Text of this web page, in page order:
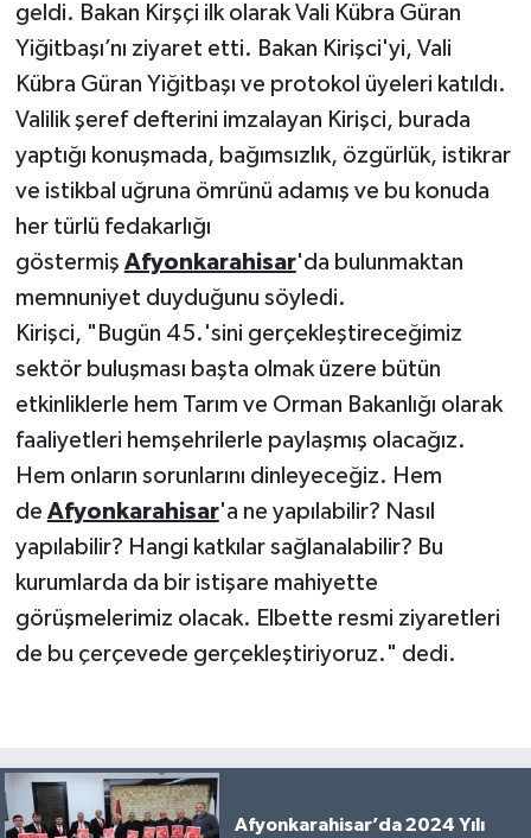
geldi. Bakan Kirşçi ilk olarak Vali Kübra Güran
Yiğitbaşı’nı ziyaret etti. Bakan Kirişci'yi, Vali
Kübra Güran Yiğitbaşı ve protokol üyeleri katıldı.
Valilik şeref defterini imzalayan Kirişci, burada
yaptığı konuşmada, bağımsızlık, özgürlük, istikrar
ve istikbal uğruna ömrünü adamış ve bu konuda
her türlü fedakarlığı
göstermiş Afyonkarahisar'da bulunmaktan
memnuniyet duyduğunu söyledi.
Kirişci, "Bugün 45.'sini gerçekleştireceğimiz
sektör buluşması başta olmak üzere bütün
etkinliklerle hem Tarım ve Orman Bakanlığı olarak
faaliyetleri hemşehrilerle paylaşmış olacağız.
Hem onların sorunlarını dinleyeceğiz. Hem
de Afyonkarahisar'a ne yapılabilir? Nasıl
yapılabilir? Hangi katkılar sağlanalabilir? Bu
kurumlarda da bir istişare mahiyette
görüşmelerimiz olacak. Elbette resmi ziyaretleri
de bu çerçevede gerçekleştiriyoruz." dedi.
Afyonkarahisar’da 2024 Yılı